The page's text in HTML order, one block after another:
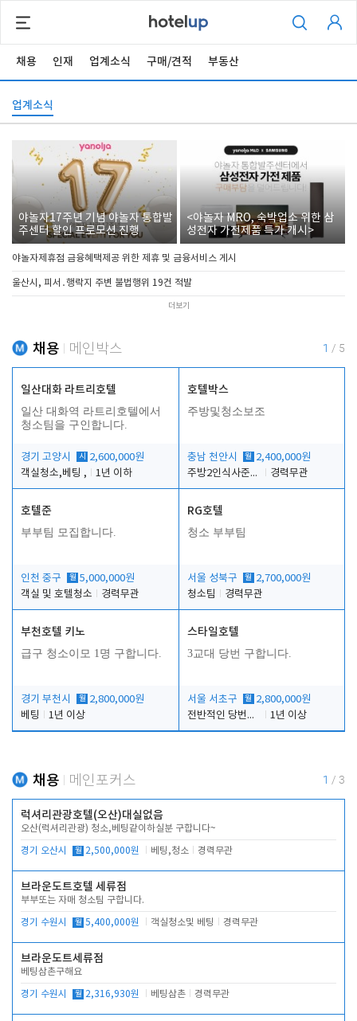
채용 인재 업계소식 구매/견적 부동산
업계소식
야놀자17주년 기념 야놀자 통합발
주센터 할인 프로모션 진행
<야놀자 MRO, 숙박업소 위한 삼
성전자 가전제품 특가 개시>
야놀자제휴점 금융혜택제공 위한 제휴 및 금융서비스 게시
울산시, 피서․행락지 주변 불법행위 19건 적발
더보기
채용 메인박스 1 / 5
일산대화 라트리호텔
일산 대화역 라트리호텔에서
청소팀을 구인합니다.
경기 고양시 시
2,600,000원
객실청소,베팅 ,
1년 이하
호텔박스
주방및청소보조
충남 천안시 월 2,400,000원
주방2인식사준비및청소린렌보조
경력무관
호텔준
부부팀 모집합니다.
인천 중구 월 5,000,000원
객실 및 호텔청소
경력무관
RG호텔
청소 부부팀
서울 성북구 월 2,700,000원
청소팀
경력무관
부천호텔 키노
급구 청소이모 1명 구합니다.
경기 부천시 월 2,800,000원
베팅
1년 이상
스타일호텔
3교대 당번 구합니다.
서울 서초구 월 2,800,000원
전반적인 당번업무
1년 이상
채용 메인포커스 1 / 3
럭셔리관광호텔(오산)대실없음
오산(럭셔리관광) 청소,베팅같이하실분 구합니다~
경기 오산시 월 2,500,000원 베팅,청소 경력무관
브라운도트호텔 세류점
부부또는 자매 청소팀 구합니다.
경기 수원시 월 5,400,000원 객실청소및 베팅 경력무관
브라운도트세류점
베팅삼촌구해요
경기 수원시 월 2,316,930원 베팅삼촌 경력무관